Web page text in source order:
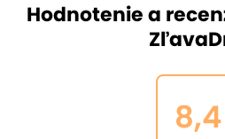
Hodnotenie a
8,4